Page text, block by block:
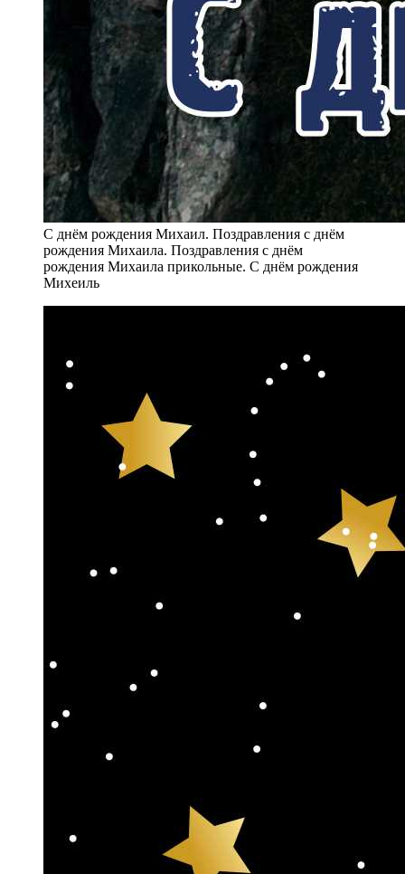
С днём рождения Михаил. Поздравления с днём
рождения Михаила. Поздравления с днём
рождения Михаила прикольные. С днём рождения
Михеиль